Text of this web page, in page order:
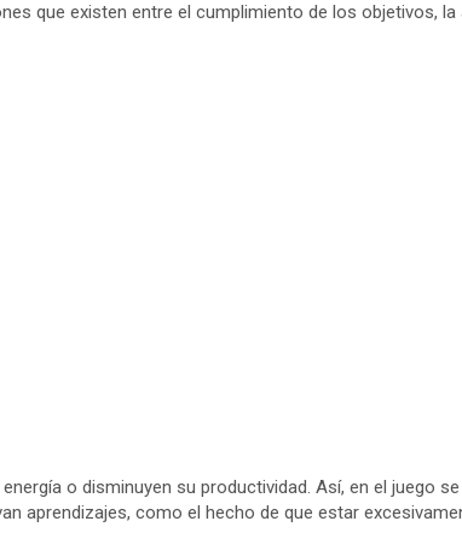
que existen entre el cumplimiento de los objetivos,
o disminuyen su productividad. Así, en el juego
aprendizajes, como el hecho de que estar